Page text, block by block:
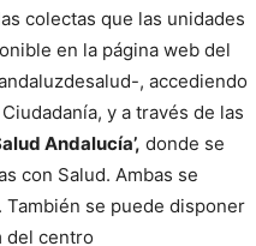
colectas que las unidades
en la página web del
, accediendo
y a través de las
Andalucía’, donde se
con Salud. Ambas se
También se puede disponer
del centro